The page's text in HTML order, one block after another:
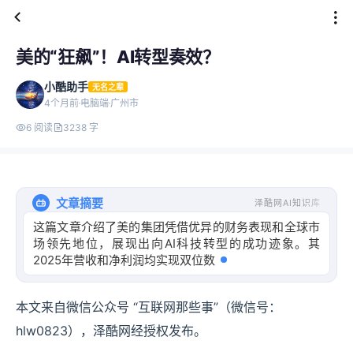
美的“狂飙”！AI转型奏效？
小酷助手 无名之辈
4个月前 电脑端 广州市
6 阅读 3238 字
文章摘要 泽酷网AI知识库
这篇文章介绍了美的集团凭借优异的财务表现和全球市
场领先地位，展现出向AI科技转型的成功迹象。其
2025年营收和净利润均实现双位数增长
本文来自微信公众号 “互联网那些事”（微信号：
hlw0823），泽酷网经授权发布。